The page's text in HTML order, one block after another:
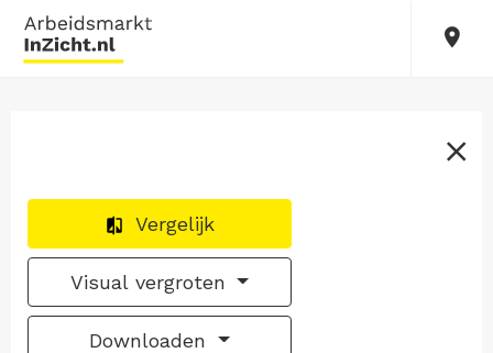
Vergelijk
Visual vergroten
Downloaden